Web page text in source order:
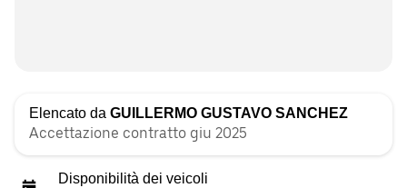
Elencato da GUILLERMO GUSTAVO SANCHEZ
Accettazione contratto giu 2025
Disponibilità dei veicoli